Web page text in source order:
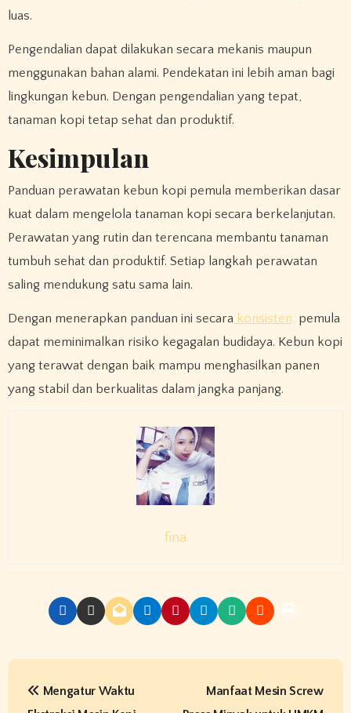
luas.
Pengendalian dapat dilakukan secara mekanis maupun
menggunakan bahan alami. Pendekatan ini lebih aman bagi
lingkungan kebun. Dengan pengendalian yang tepat,
tanaman kopi tetap sehat dan produktif.
Kesimpulan
Panduan perawatan kebun kopi pemula memberikan dasar
kuat dalam mengelola tanaman kopi secara berkelanjutan.
Perawatan yang rutin dan terencana membantu tanaman
tumbuh sehat dan produktif. Setiap langkah perawatan
saling mendukung satu sama lain.
Dengan menerapkan panduan ini secara konsisten, pemula
dapat meminimalkan risiko kegagalan budidaya. Kebun kopi
yang terawat dengan baik mampu menghasilkan panen
yang stabil dan berkualitas dalam jangka panjang.
fina
P
Mengatur Waktu
Manfaat Mesin Screw